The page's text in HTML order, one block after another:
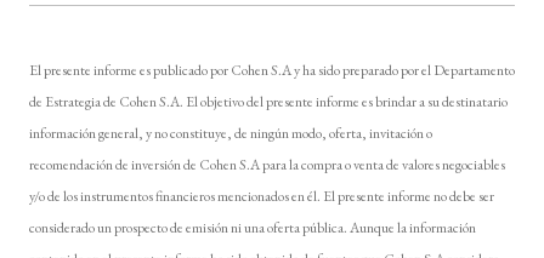
El presente informe es publicado por Cohen S.A y ha sido preparado por el Departamento
de Estrategia de Cohen S.A. El objetivo del presente informe es brindar a su destinatario
información general, y no constituye, de ningún modo, oferta, invitación o
recomendación de inversión de Cohen S.A para la compra o venta de valores negociables
y/o de los instrumentos financieros mencionados en él. El presente informe no debe ser
considerado un prospecto de emisión ni una oferta pública. Aunque la información